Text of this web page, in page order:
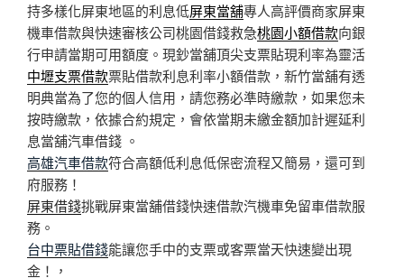
持多樣化屏東地區的利息低屏東當舖專人高評價商家屏東
機車借款與快速審核公司桃園借錢救急桃園小額借款向銀
行申請當期可用額度。現鈔當舖頂尖支票貼現利率為靈活
中壢支票借款票貼借款利息利率小額借款，新竹當舖有透
明典當為了您的個人信用，請您務必準時繳款，如果您未
按時繳款，依據合約規定，會依當期未繳金額加計遲延利
息當舖汽車借錢 。
高雄汽車借款符合高額低利息低保密流程又簡易，還可到
府服務！
屏東借錢挑戰屏東當舖借錢快速借款汽機車免留車借款服
務。
台中票貼借錢能讓您手中的支票或客票當天快速變出現
金！，